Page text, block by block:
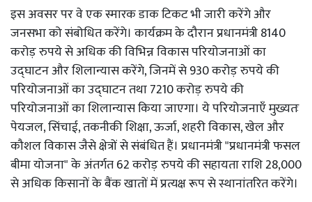
इस अवसर पर वे एक स्मारक डाक टिकट भी जारी करेंगे और
जनसभा को संबोधित करेंगे। कार्यक्रम के दौरान प्रधानमंत्री 8140
करोड़ रुपये से अधिक की विभिन्न विकास परियोजनाओं का
उद्घाटन और शिलान्यास करेंगे, जिनमें से 930 करोड़ रुपये की
परियोजनाओं का उद्घाटन तथा 7210 करोड़ रुपये की
परियोजनाओं का शिलान्यास किया जाएगा। ये परियोजनाएँ मुख्यतः
पेयजल, सिंचाई, तकनीकी शिक्षा, ऊर्जा, शहरी विकास, खेल और
कौशल विकास जैसे क्षेत्रों से संबंधित हैं। प्रधानमंत्री "प्रधानमंत्री फसल
बीमा योजना" के अंतर्गत 62 करोड़ रुपये की सहायता राशि 28,000
से अधिक किसानों के बैंक खातों में प्रत्यक्ष रूप से स्थानांतरित करेंगे।